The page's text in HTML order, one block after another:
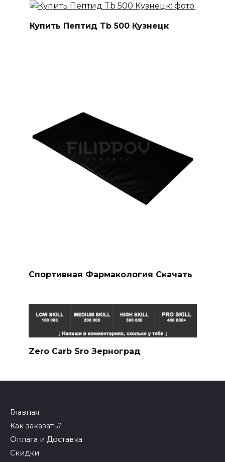
Купить Пептид Tb 500 Кузнецк
Спортивная Фармакология Скачать
Zero Carb Sro Зерноград
Главная
Как заказать?
Оплата и Доставка
Скидки